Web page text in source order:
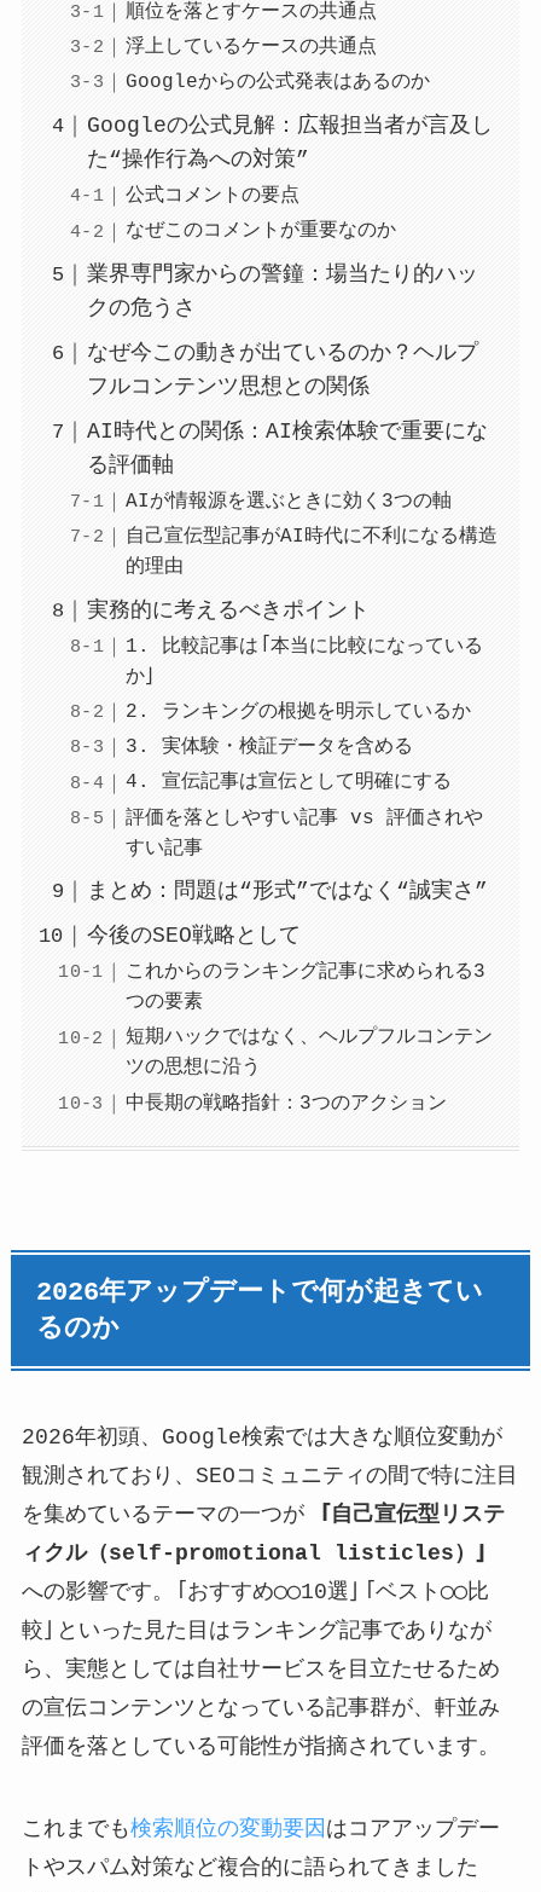
順位を落とすケースの共通点
浮上しているケースの共通点
Googleからの公式発表はあるのか
Googleの公式見解：広報担当者が言及し
た“操作行為への対策”
公式コメントの要点
なぜこのコメントが重要なのか
業界専門家からの警鐘：場当たり的ハッ
クの危うさ
なぜ今この動きが出ているのか？ヘルプ
フルコンテンツ思想との関係
AI時代との関係：AI検索体験で重要にな
る評価軸
AIが情報源を選ぶときに効く3つの軸
自己宣伝型記事がAI時代に不利になる構造
的理由
実務的に考えるべきポイント
1. 比較記事は「本当に比較になっている
か」
2. ランキングの根拠を明示しているか
3. 実体験・検証データを含める
4. 宣伝記事は宣伝として明確にする
評価を落としやすい記事 vs 評価されや
すい記事
まとめ：問題は“形式”ではなく“誠実さ”
今後のSEO戦略として
これからのランキング記事に求められる3
つの要素
短期ハックではなく、ヘルプフルコンテン
ツの思想に沿う
中長期の戦略指針：3つのアクション
2026年アップデートで何が起きてい
るのか
2026年初頭、Google検索では大きな順位変動が
観測されており、SEOコミュニティの間で特に注目
を集めているテーマの一つが
「自己宣伝型リステ
ィクル（self-promotional listicles）」
への影響です。「おすすめ◯◯10選」「ベスト◯◯比
較」といった見た目はランキング記事でありなが
ら、実態としては自社サービスを目立たせるため
の宣伝コンテンツとなっている記事群が、軒並み
評価を落としている可能性が指摘されています。
これまでも検索順位の変動要因 はコアアップデー
トやスパム対策など複合的に語られてきました